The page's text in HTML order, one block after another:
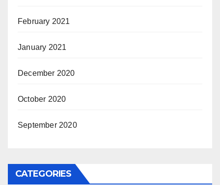
February 2021
January 2021
December 2020
October 2020
September 2020
CATEGORIES